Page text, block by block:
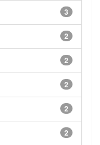
3
2
2
2
2
2